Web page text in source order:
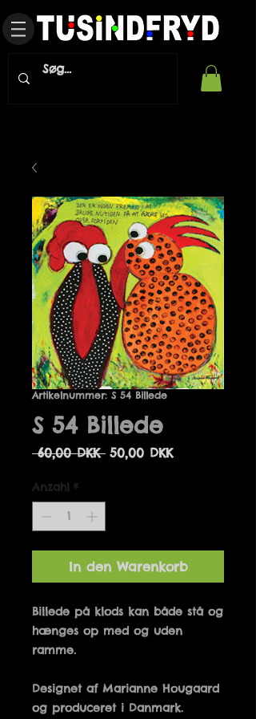
Artikelnummer: S 54 Billede
S 54 Billede
60,00 DKK Standardpreis
50,00 DKKSale-
Anzahl *
In den Warenkorb
Billede på klods kan både stå og
hænges op med og uden
Designet af Marianne Hougaard